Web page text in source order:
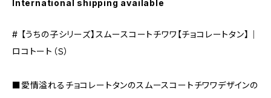
International shipping available
# 【うちの子シリーズ】スムースコートチワワ【チョコレートタン】｜
ロコトート（Ｓ）
■愛情溢れるチョコレートタンのスムースコートチワワデザインの